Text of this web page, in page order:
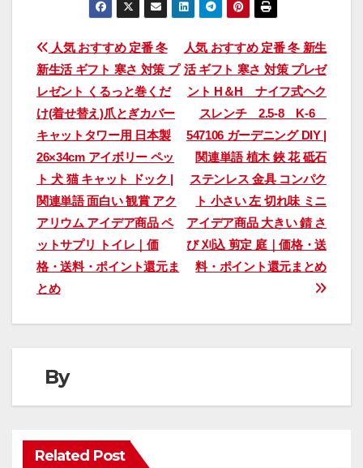
投
稿
ナ
ビ
ゲ
ー
シ
ョ
ン
人気 おすすめ 定番 冬 新生
活 ギフト 寒さ 対策 プレゼ
ント H＆H ナイフ式ヘク
スレンチ 2.5-8 K-6
547106 ガーデニング DIY |
関連単語 植木 鋏 花 砥石
ステンレス 金具 コンパク
ト 小さい 左 切れ味 ミニ
アイデア商品 大きい 錆 さ
び 刈込 剪定 庭｜価格・送
料・ポイント還元まとめ
人気 おすすめ 定番 冬
新生活 ギフト 寒さ 対策 プ
レゼント くるっと巻くだ
け(着せ替え)爪とぎカバー
キャットタワー用 日本製
26×34cm アイボリー ペッ
ト 犬 猫 キャット ドック |
関連単語 面白い 観賞 アク
アリウム アイデア商品 ペ
ットサプリ トイレ｜価
格・送料・ポイント還元ま
とめ
By
Related Post